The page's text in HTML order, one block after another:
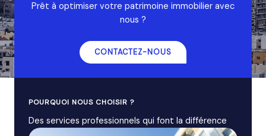
Prêt à optimiser votre patrimoine immobilier avec
nous ?
CONTACTEZ-NOUS
POURQUOI NOUS CHOISIR ?
Des services professionnels qui font la différence